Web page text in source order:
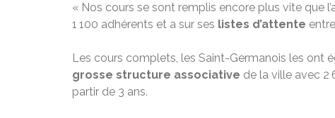
« Nos cours se sont remplis encore plus vite que
1 100 adhérents et a sur ses listes d’attente
Les cours complets, les Saint-Germanois les ont
grosse structure associative de la ville avec 2
partir de 3 ans.